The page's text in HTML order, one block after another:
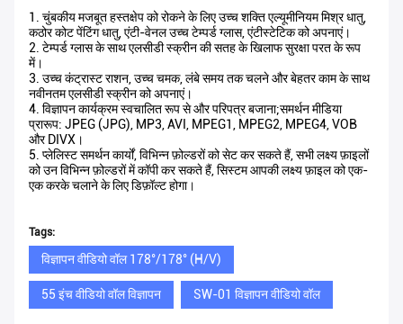
1. चुंबकीय मजबूत हस्तक्षेप को रोकने के लिए उच्च शक्ति एल्यूमीनियम मिश्र धातु,
कठोर कोट पेंटिंग धातु, एंटी-वेनल उच्च टेम्पर्ड ग्लास, एंटीस्टेटिक को अपनाएं।
2. टेम्पर्ड ग्लास के साथ एलसीडी स्क्रीन की सतह के खिलाफ सुरक्षा परत के रूप
में।
3. उच्च कंट्रास्ट राशन, उच्च चमक, लंबे समय तक चलने और बेहतर काम के साथ
नवीनतम एलसीडी स्क्रीन को अपनाएं।
4. विज्ञापन कार्यक्रम स्वचालित रूप से और परिपत्र बजाना;समर्थन मीडिया
प्रारूप: JPEG (JPG), MP3, AVI, MPEG1, MPEG2, MPEG4, VOB
और DIVX।
5. प्लेलिस्ट समर्थन कार्यों, विभिन्न फ़ोल्डरों को सेट कर सकते हैं, सभी लक्ष्य फ़ाइलों
को उन विभिन्न फ़ोल्डरों में कॉपी कर सकते हैं, सिस्टम आपकी लक्ष्य फ़ाइल को एक-
एक करके चलाने के लिए डिफ़ॉल्ट होगा।
Tags:
विज्ञापन वीडियो वॉल 178°/178° (H/V)
55 इंच वीडियो वॉल विज्ञापन SW-01 विज्ञापन वीडियो वॉल